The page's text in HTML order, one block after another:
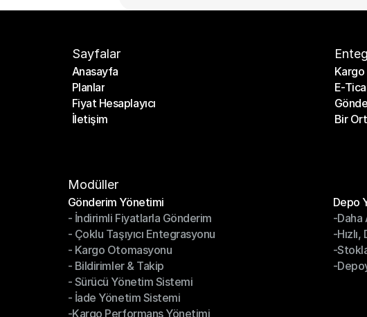
Sayfalar
Anasayfa
Anasayfa
Planlar
Planlar
Fiyat Hesaplayıcı
Fiyat Hesaplayıcı
İletişim
E-
E-
Bir
Modüller
Gönderim Yönetimi
Gönderim Yönetimi
- İndirimli Fiyatlarla Gönderim
- İndirimli Fiyatlarla Gönderim
- Çoklu Taşıyıcı Entegrasyonu
- Çoklu Taşıyıcı Entegrasyonu
- Kargo Otomasyonu
- Kargo Otomasyonu
- Bildirimler & Takip
- Bildirimler & Takip
- Sürücü Yönetim Sistemi
- Sürücü Yönetim Sistemi
- İade Yönetim Sistemi
- İade Yönetim Sistemi
-Kargo Performans Yönetimi
Depo
Depo
-Daha
-Daha
-
-
-
-
-